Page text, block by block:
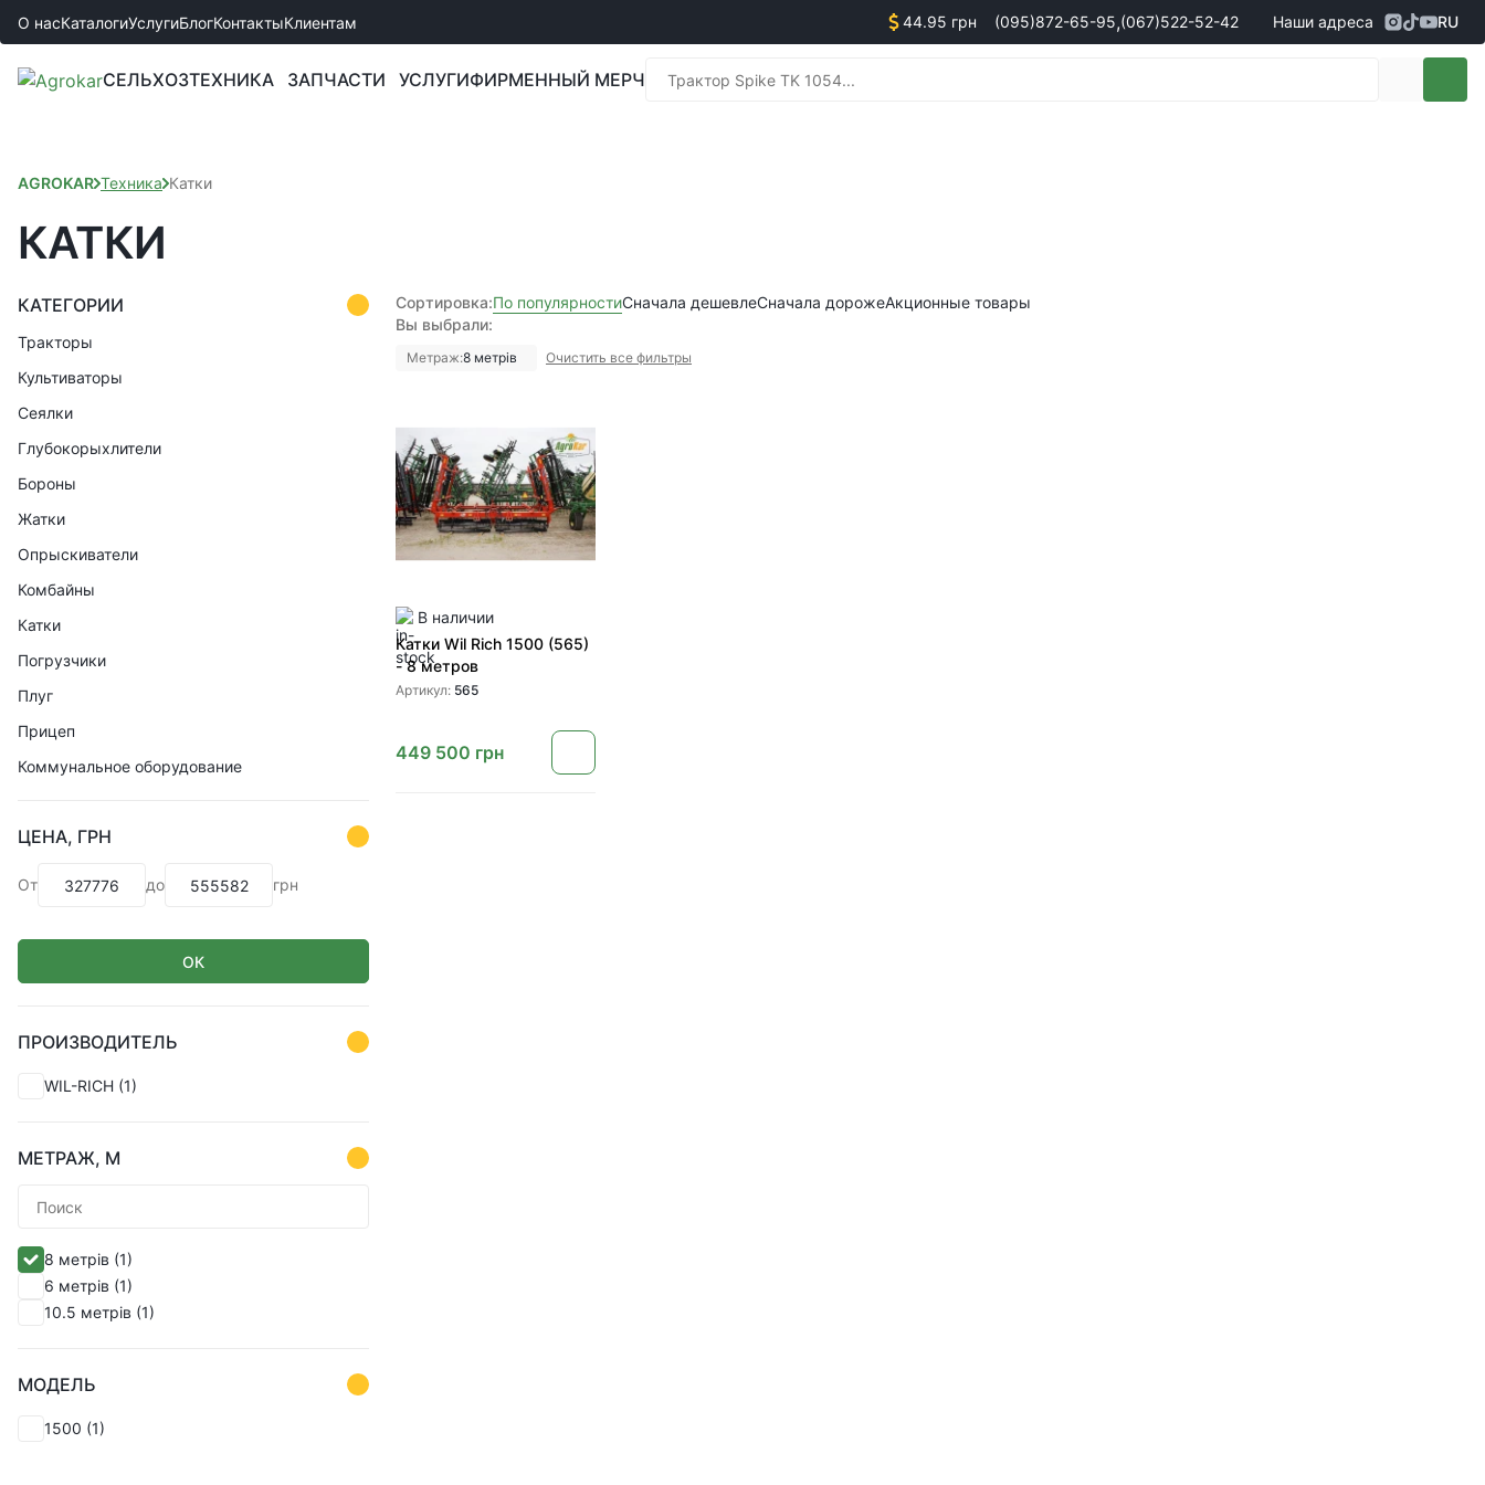
О насКаталогиУслугиБлогКонтактыКлиентам 44.95 грн (095)872-65-95,(067)522-52-42
Менеджеры по продаже техники
Наши адреса RU
СЕЛЬХОЗТЕХНИКА ЗАПЧАСТИ УСЛУГИФИРМЕННЫЙ МЕРЧ
AGROKAR Техника Катки
КАТКИ
КАТЕГОРИИ
Тракторы
Культиваторы
Сеялки
Глубокорыхлители
Бороны
Жатки
Опрыскиватели
Комбайны
Катки
Погрузчики
Плуг
Прицеп
Коммунальное оборудование
ЦЕНА, ГРН
От до грн
ОК
ПРОИЗВОДИТЕЛЬ
WIL-RICH (1)
МЕТРАЖ, М
8 метрів (1)
6 метрів (1)
10.5 метрів (1)
МОДЕЛЬ
1500 (1)
Сортировка:По популярностиСначала дешевлеСначала дорожеАкционные товары
Вы выбрали:
Метраж:8 метрів Очистить все фильтры
В наличии
Катки Wil Rich 1500 (565)
- 8 метров
Артикул: 565
449 500 грн